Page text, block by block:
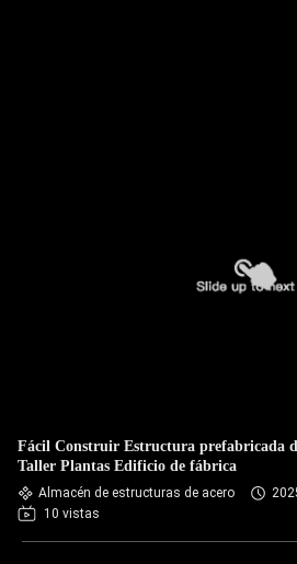
Fácil Construir Estructura prefabricada
Taller Plantas Edificio de fábrica
Almacén de estructuras de acero
10 vistas